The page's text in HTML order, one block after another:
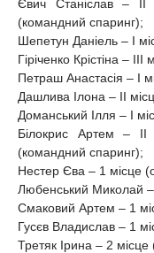
Євич Станіслав – ІІ
(командний спаринг);
Шепетун Даніель – І
Гіріченко Крістіна –
Петраш Анастасія – І
Дашлива Ілона – ІІ
Доманський Ілля – І
Білокрис Артем – ІІ
(командний спаринг);
Нестер Єва – 1 місце
Любенський Миколай –
Смаковий Артем – 1
Гусєв Владислав – 1
Третяк Ірина – 2